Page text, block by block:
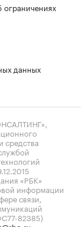
данных
средства
«РБК»
информации
связи,
82385)